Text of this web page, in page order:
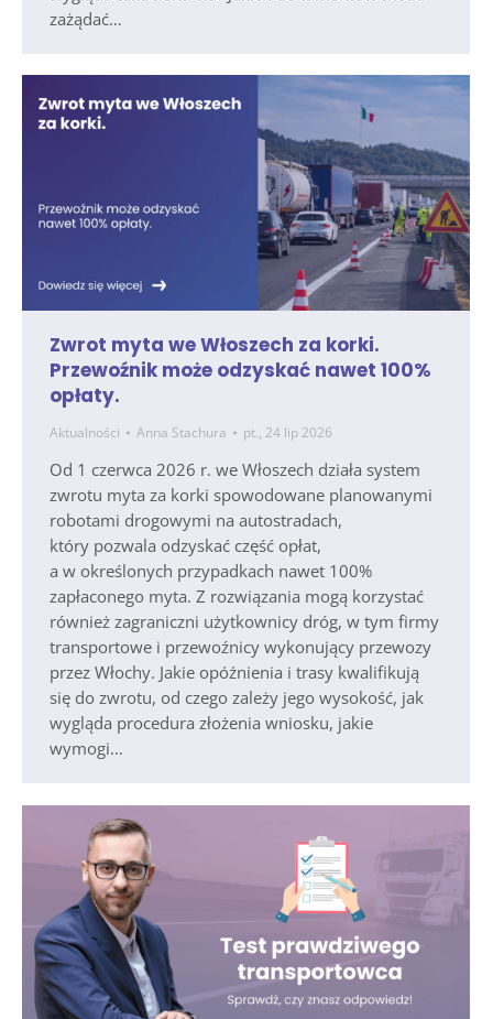
zażądać…
Zwrot myta we Włoszech za korki.
Przewoźnik może odzyskać nawet 100%
opłaty.
Aktualności Anna Stachura pt., 24 lip 2026
Od 1 czerwca 2026 r. we Włoszech działa system
zwrotu myta za korki spowodowane planowanymi
robotami drogowymi na autostradach,
który pozwala odzyskać część opłat,
a w określonych przypadkach nawet 100%
zapłaconego myta. Z rozwiązania mogą korzystać
również zagraniczni użytkownicy dróg, w tym firmy
transportowe i przewoźnicy wykonujący przewozy
przez Włochy. Jakie opóźnienia i trasy kwalifikują
się do zwrotu, od czego zależy jego wysokość, jak
wygląda procedura złożenia wniosku, jakie
wymogi…